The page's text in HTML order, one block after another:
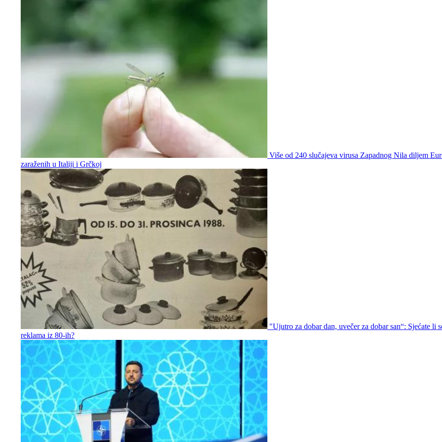
Više od 240 slučajeva virusa Zapadnog Nila diljem
zaraženih u Italiji i Grčkoj
"Ujutro za dobar dan, uvečer za dobar san“: Sjećate li
reklama iz 80-ih?